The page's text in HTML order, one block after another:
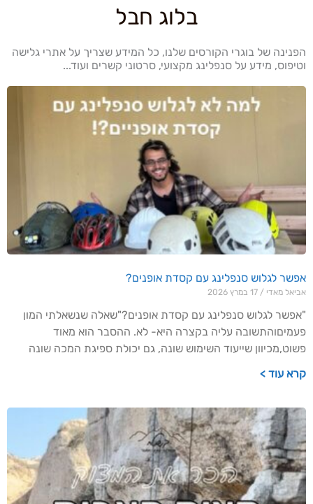
בלוג חבל
הפנינה של בוגרי הקורסים שלנו, כל המידע שצריך על אתרי גלישה
וטיפוס, מידע על סנפלינג מקצועי, סרטוני קשרים ועוד...
אפשר לגלוש סנפלינג עם קסדת אופנים?
אביאל מאדי
"אפשר לגלוש סנפלינג עם קסדת אופנים?"שאלה שנשאלתי המון
פעמיםוהתשובה עליה בקצרה היא- לא. ההסבר הוא מאוד
פשוט,מכיוון שייעוד השימוש שונה, גם יכולת ספיגת המכה שונה
קרא עוד >